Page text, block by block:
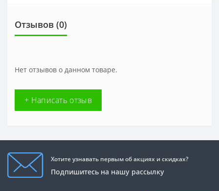
Отзывов (0)
Нет отзывов о данном товаре.
+ Написать отзыв
Хотите узнавать первым об акциях и скидках?
Подпишитесь на нашу рассылку